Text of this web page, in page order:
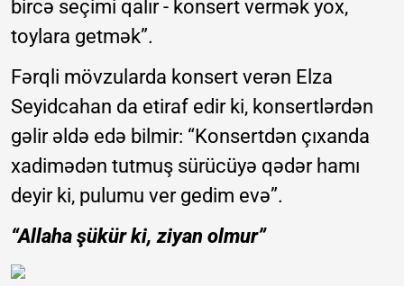
bircə seçimi qalır - konsert vermək yox,
toylara getmək”.
Fərqli mövzularda konsert verən Elza
Seyidcahan da etiraf edir ki, konsertlərdən
gəlir əldə edə bilmir: “Konsertdən çıxanda
xadimədən tutmuş sürücüyə qədər hamı
deyir ki, pulumu ver gedim evə”.
“Allaha şükür ki, ziyan olmur”